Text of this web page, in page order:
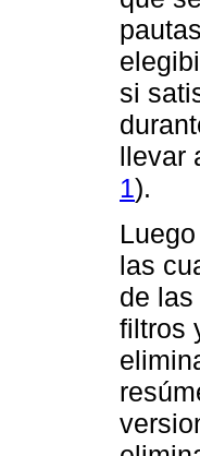
si
llevar
1).
las
de
filtros